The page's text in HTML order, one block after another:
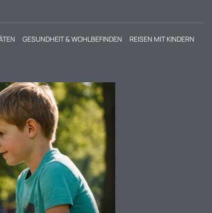
GESUNDHEIT & WOHLBEFINDEN REISEN MIT KINDERN